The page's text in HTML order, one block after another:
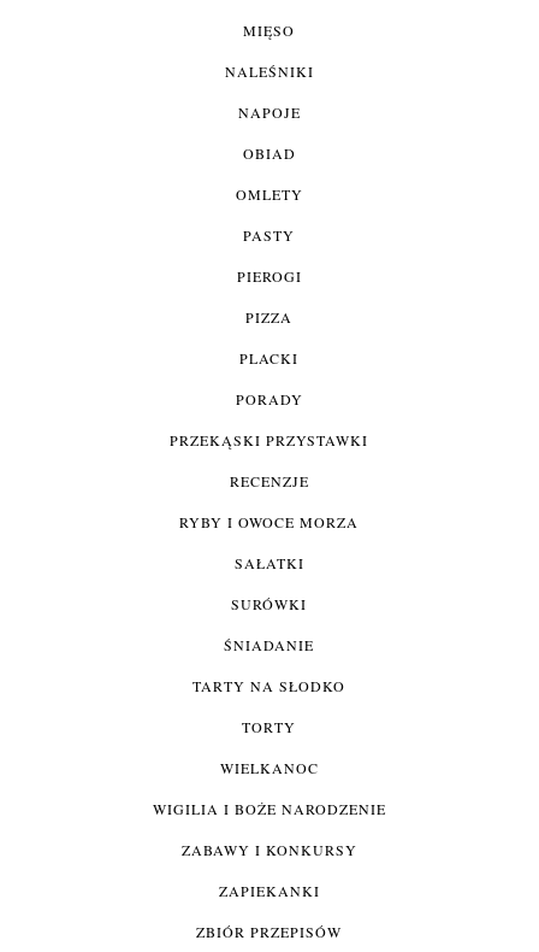
MIĘSO
NALEŚNIKI
NAPOJE
OBIAD
OMLETY
PASTY
PIEROGI
PIZZA
PLACKI
PORADY
PRZEKĄSKI PRZYSTAWKI
RECENZJE
RYBY I OWOCE MORZA
SAŁATKI
SURÓWKI
ŚNIADANIE
TARTY NA SŁODKO
TORTY
WIELKANOC
WIGILIA I BOŻE NARODZENIE
ZABAWY I KONKURSY
ZAPIEKANKI
ZBIÓR PRZEPISÓW